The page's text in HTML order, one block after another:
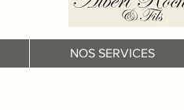
NOS SERVICES